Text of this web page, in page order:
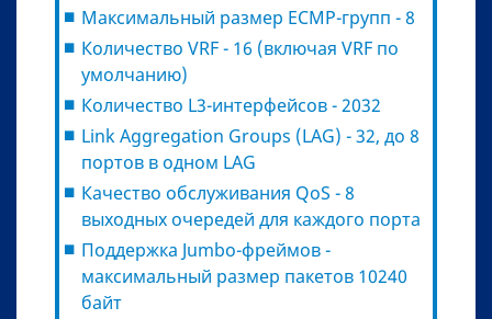
Максимальный размер ECMP-групп - 8
Количество VRF - 16 (включая VRF по
умолчанию)
Количество L3-интерфейсов - 2032
Link Aggregation Groups (LAG) - 32, до 8
портов в одном LAG
Качество обслуживания QoS - 8
выходных очередей для каждого порта
Поддержка Jumbo-фреймов -
максимальный размер пакетов 10240
байт